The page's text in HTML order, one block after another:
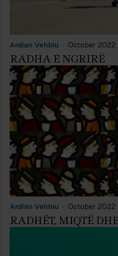
Ardian Vehbiu October 2022
RADHA E NGRIRË
Ardian Vehbiu October 2022
RADHËT, MIQTË